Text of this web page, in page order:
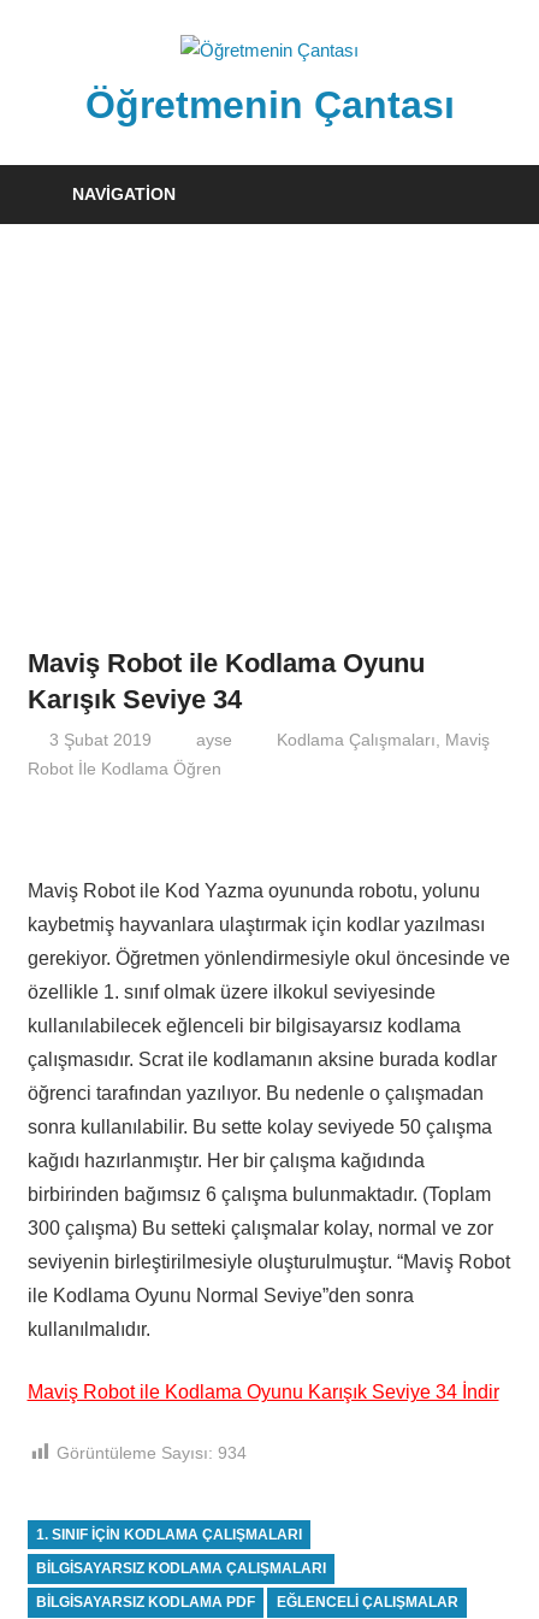
Öğretmenin Çantası
Çantsından
NAVIGATION
Maviş Robot ile Kodlama Oyunu
Karışık Seviye 34
3 Şubat 2019 ayse Kodlama Çalışmaları
Maviş
Robot İle Kodlama Öğren
Maviş Robot ile Kod Yazma oyununda robotu, yolunu
kaybetmiş hayvanlara ulaştırmak için kodlar yazılması
gerekiyor. Öğretmen yönlendirmesiyle okul öncesinde ve
özellikle 1. sınıf olmak üzere ilkokul seviyesinde
kullanılabilecek eğlenceli bir bilgisayarsız kodlama
çalışmasıdır. Scrat ile kodlamanın aksine burada kodlar
öğrenci tarafından yazılıyor. Bu nedenle o çalışmadan
sonra kullanılabilir. Bu sette kolay seviyede 50 çalışma
kağıdı hazırlanmıştır. Her bir çalışma kağıdında
birbirinden bağımsız 6 çalışma bulunmaktadır. (Toplam
300 çalışma) Bu setteki çalışmalar kolay, normal ve zor
seviyenin birleştirilmesiyle oluşturulmuştur. “Maviş Robot
ile Kodlama Oyunu Normal Seviye”den sonra
kullanılmalıdır.
Maviş Robot ile Kodlama Oyunu Karışık Seviye 34 İndir
Görüntüleme Sayısı: 934
1. SINIF IÇIN KODLAMA ÇALIŞMALARI
BILGISAYARSIZ KODLAMA ÇALIŞMALARI
BILGISAYARSIZ KODLAMA PDF EĞLENCELI ÇALIŞMALAR